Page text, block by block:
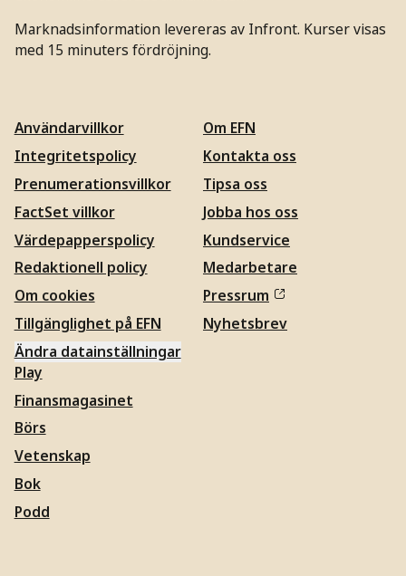
Marknadsinformation levereras av Infront. Kurser visas
med 15 minuters fördröjning.
Användarvillkor
Integritetspolicy
Prenumerationsvillkor
FactSet villkor
Värdepapperspolicy
Redaktionell policy
Om cookies
Tillgänglighet på EFN
Ändra datainställningar
Om EFN
Kontakta oss
Tipsa oss
Jobba hos oss
Kundservice
Medarbetare
Pressrum
Nyhetsbrev
Play
Finansmagasinet
Börs
Vetenskap
Bok
Podd